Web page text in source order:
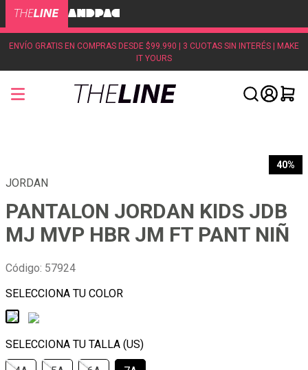
ENVÍO GRATIS EN COMPRAS DESDE $99.990 | 3 CUOTAS SIN INTERÉS | MAKE
IT YOURS
40%
JORDAN
PANTALON JORDAN KIDS JDB
MJ MVP HBR JM FT PANT NIÑ
Código: 57924